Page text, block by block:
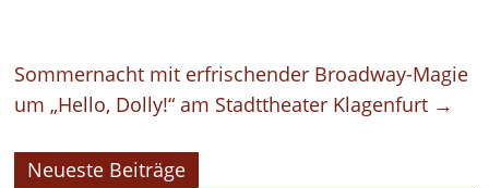
Sommernacht mit erfrischender Broadway-Magie
um „Hello, Dolly!“ am Stadttheater Klagenfurt →
Neueste Beiträge